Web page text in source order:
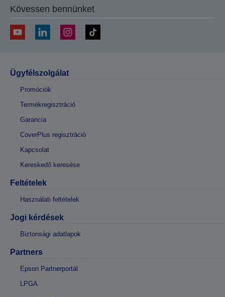
Kövessen bennünket
Ügyfélszolgálat
Promóciók
Termékregisztráció
Garancia
CoverPlus regisztráció
Kapcsolat
Kereskedő keresése
Feltételek
Használati feltételek
Jogi kérdések
Biztonsági adatlapok
Partners
Epson Partnerportál
LPGA